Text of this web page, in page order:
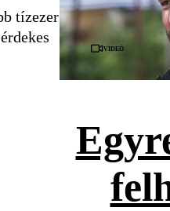
tízezer
Videó